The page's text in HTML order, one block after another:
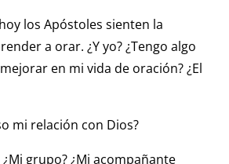
los Apóstoles sienten la
a orar. ¿Y yo? ¿Tengo algo
en mi vida de oración? ¿El
mi relación con Dios?
grupo? ¿Mi acompañante